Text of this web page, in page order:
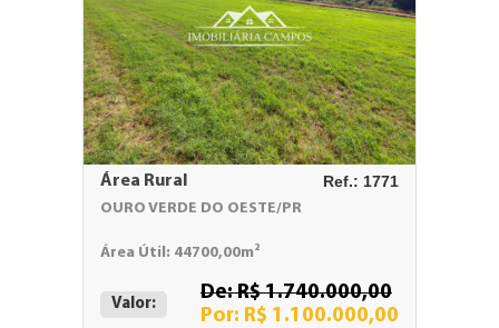
Área Rural Ref.: 1771
OURO VERDE DO OESTE/PR
Área Útil: 44700,00m²
Valor:
De: R$ 1.740.000,00
Por: R$ 1.100.000,00